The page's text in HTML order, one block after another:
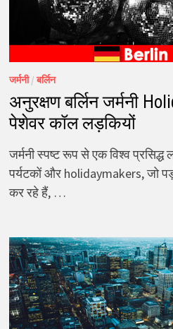
जर्मनी/बर्लिन
अनुरक्षण बर्लिन जर्मनी
पेशेवर कॉल लड़कियों
जर्मनी स्पष्ट रूप से एक विश्व प्रसिद्ध
पर्यटकों और holidaymakers, जो
कर रहे हैं, …